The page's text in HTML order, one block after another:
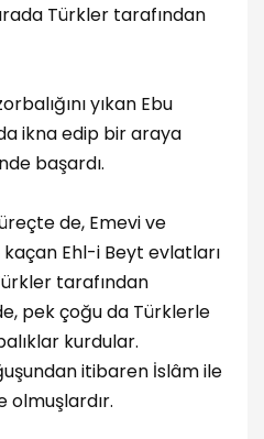
Türkler tarafından
yıkan Ebu
ikna edip bir araya
başardı.
de, Emevi ve
Ehl-i Beyt evlatları
tarafından
pek çoğu da Türklerle
kurdular.
itibaren İslâm ile
olmuşlardır.